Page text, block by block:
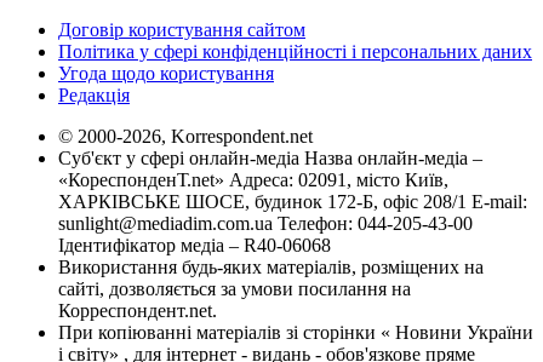
Договір користування сайтом
Політика у сфері конфіденційності і персональних даних
Угода щодо користування
Редакція
© 2000-2026, Korrespondent.net
Суб'єкт у сфері онлайн-медіа Назва онлайн-медіа –
«КореспонденТ.net» Адреса: 02091, місто Київ,
ХАРКІВСЬКЕ ШОСЕ, будинок 172-Б, офіс 208/1 E-mail:
sunlight@mediadim.com.ua Телефон: 044-205-43-00
Ідентифікатор медіа – R40-06068
Використання будь-яких матеріалів, розміщених на
сайті, дозволяється за умови посилання на
Корреспондент.net.
При копіюванні матеріалів зі сторінки « Новини України
і світу» , для інтернет - видань - обов'язкове пряме